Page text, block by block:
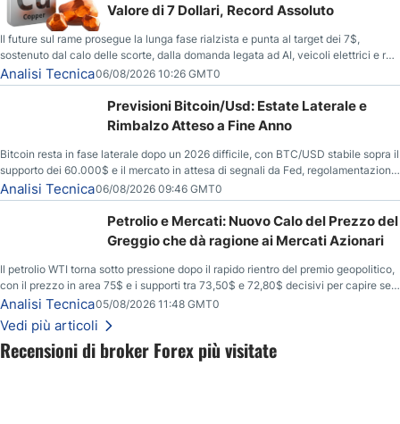
Recensioni di broker Forex più visitate
Valore di 7 Dollari, Record Assoluto
Il future sul rame prosegue la lunga fase rialzista e punta al target dei 7$,
sostenuto dal calo delle scorte, dalla domanda legata ad AI, veicoli elettrici e reti
energetiche, e dai timori di deficit produttivo dal 2028.
Analisi Tecnica06/08/2026 10:26 GMT0
Previsioni Bitcoin/Usd: Estate Laterale e
Rimbalzo Atteso a Fine Anno
Bitcoin resta in fase laterale dopo un 2026 difficile, con BTC/USD stabile sopra il
supporto dei 60.000$ e il mercato in attesa di segnali da Fed, regolamentazione
USA ed elezioni di medio termine.
Analisi Tecnica06/08/2026 09:46 GMT0
Petrolio e Mercati: Nuovo Calo del Prezzo del
Greggio che dà ragione ai Mercati Azionari
Il petrolio WTI torna sotto pressione dopo il rapido rientro del premio geopolitico,
con il prezzo in area 75$ e i supporti tra 73,50$ e 72,80$ decisivi per capire se il
ribasso potrà estendersi verso quota 70$.
Analisi Tecnica05/08/2026 11:48 GMT0
Vedi più articoli